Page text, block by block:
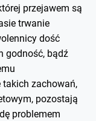
przejawem są
trwanie
dość
godność, bądź
takich zachowań,
pozostają
problemem